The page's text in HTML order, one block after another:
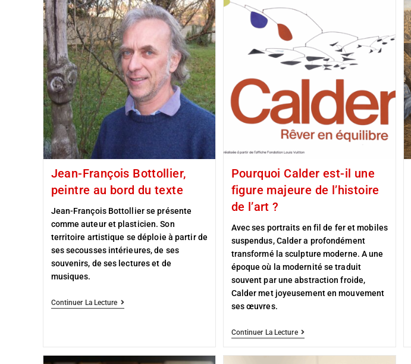
Jean-François Bottollier,
peintre au bord du texte
Jean-François Bottollier se présente
comme auteur et plasticien. Son
territoire artistique se déploie à partir de
ses secousses intérieures, de ses
souvenirs, de ses lectures et de
musiques.
Continuer La Lecture
Pourquoi Calder est-il une
figure majeure de l’histoire
de l’art ?
Avec ses portraits en fil de fer et mobiles
suspendus, Calder a profondément
transformé la sculpture moderne. A une
époque où la modernité se traduit
souvent par une abstraction froide,
Calder met joyeusement en mouvement
ses œuvres.
Continuer La Lecture